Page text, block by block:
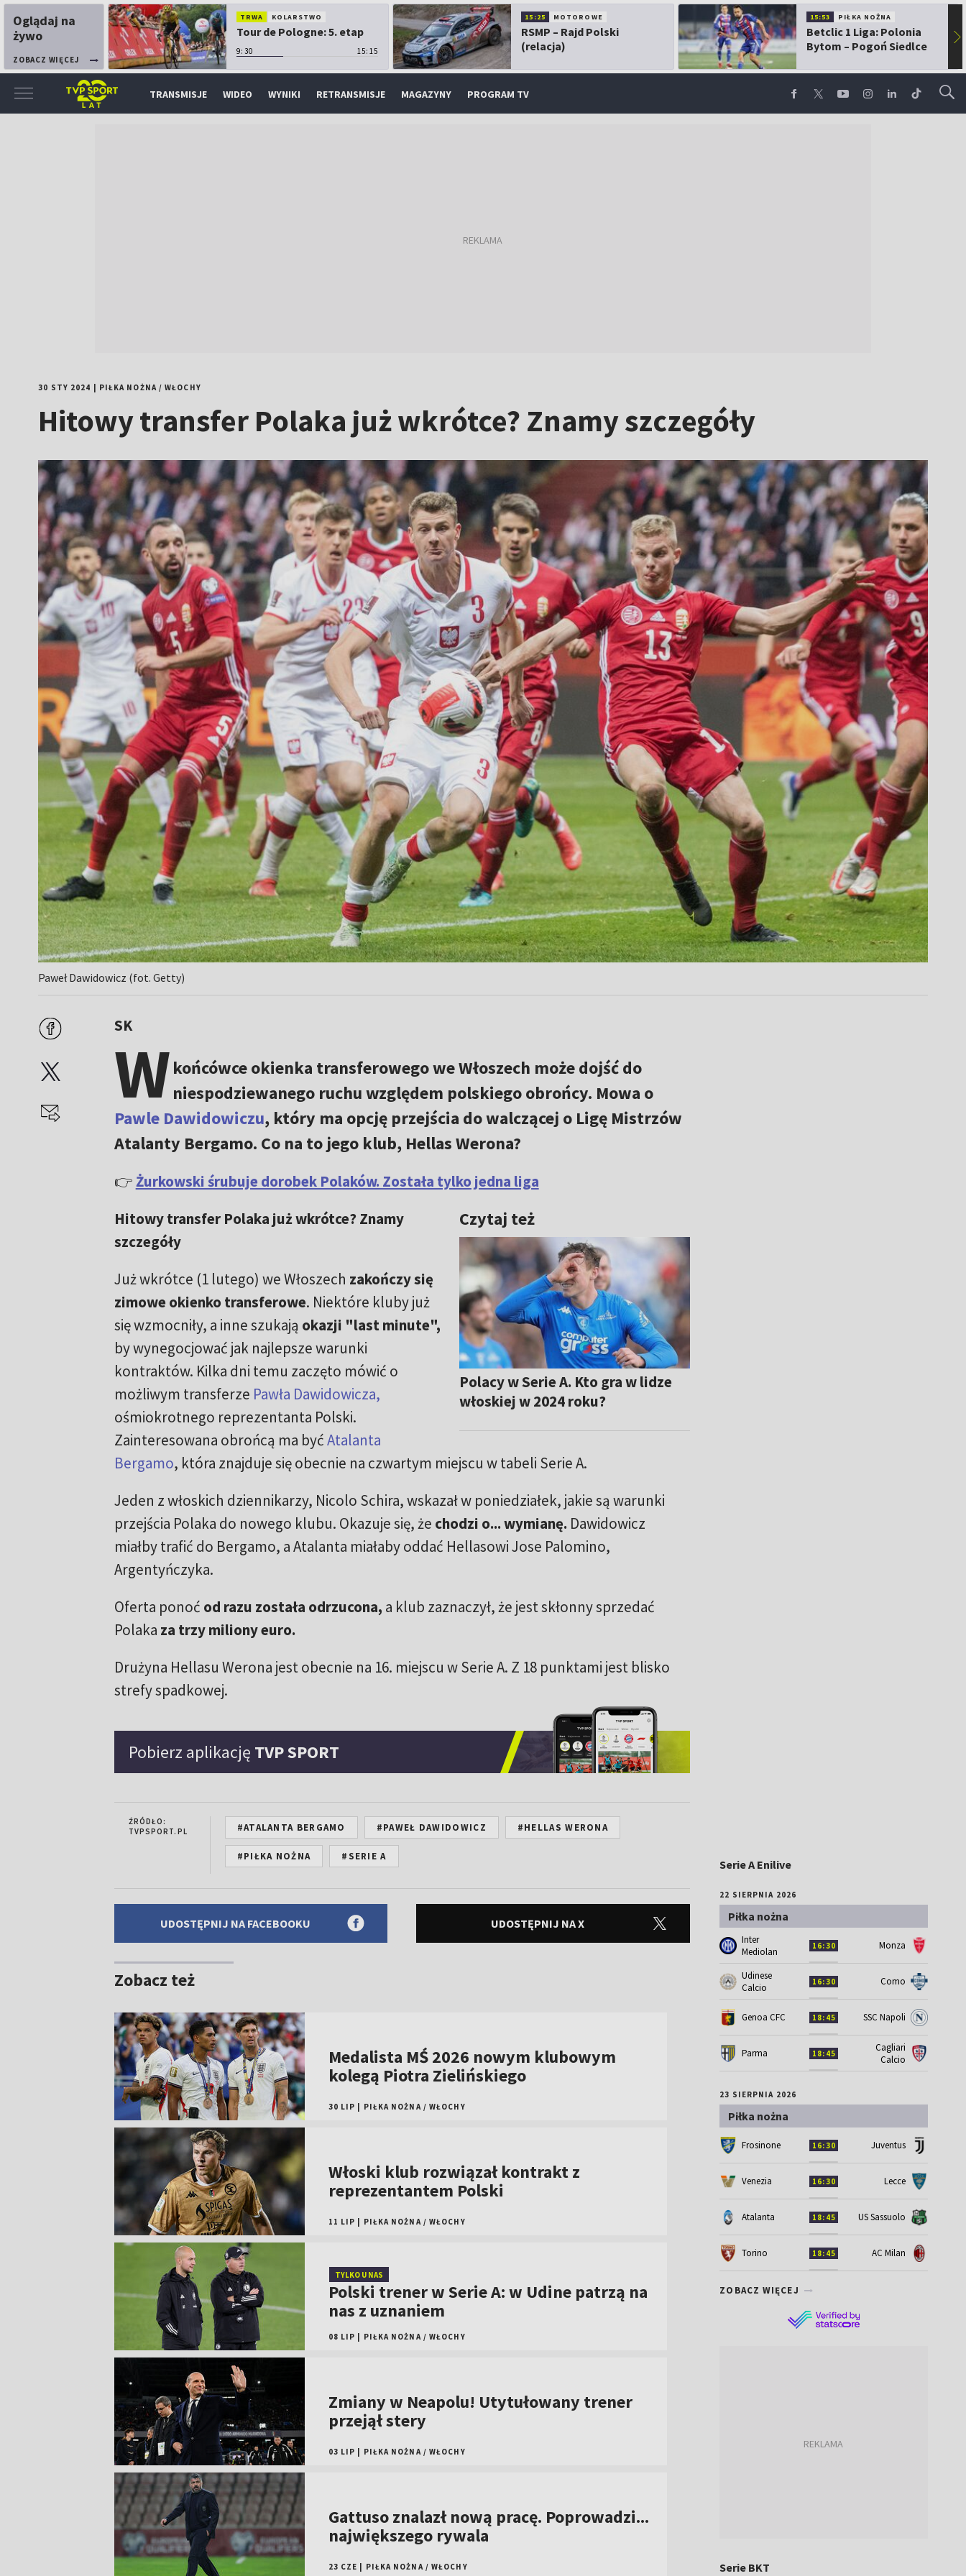
Oglądaj na
żywo
ZOBACZ WIĘCEJ
TRWA KOLARSTWO
Tour de Pologne: 5. etap
9:30 15:15
15:25 MOTOROWE
RSMP – Rajd Polski
(relacja)
15:53 PIŁKA NOŻNA
Betclic 1 Liga: Polonia
Bytom – Pogoń Siedlce
▶
TRANSMISJE WIDEO WYNIKI RETRANSMISJE MAGAZYNY PROGRAM TV
30 STY 2024 PIŁKA NOŻNA/WŁOCHY
Hitowy transfer Polaka już wkrótce? Znamy szczegóły
Paweł Dawidowicz (fot. Getty)
SK
Wkońcówce okienka transferowego we Włoszech może dojść do
niespodziewanego ruchu względem polskiego obrońcy. Mowa o
Pawle Dawidowiczu, który ma opcję przejścia do walczącej o Ligę Mistrzów
Atalanty Bergamo. Co na to jego klub, Hellas Werona?
👉Żurkowski śrubuje dorobek Polaków. Została tylko jedna liga
Czytaj też
Polacy w Serie A. Kto gra w lidze
włoskiej w 2024 roku?
Hitowy transfer Polaka już wkrótce? Znamy
szczegóły
Już wkrótce (1 lutego) we Włoszech zakończy się
zimowe okienko transferowe. Niektóre kluby już
się wzmocniły, a inne szukają okazji "last minute",
by wynegocjować jak najlepsze warunki
kontraktów. Kilka dni temu zaczęto mówić o
możliwym transferze Pawła Dawidowicza,
ośmiokrotnego reprezentanta Polski.
Zainteresowana obrońcą ma byćAtalanta
Bergamo, która znajduje się obecnie na czwartym miejscu w tabeli Serie A.
Jeden z włoskich dziennikarzy, Nicolo Schira, wskazał w poniedziałek, jakie są warunki
przejścia Polaka do nowego klubu. Okazuje się, że chodzi o... wymianę. Dawidowicz
miałby trafić do Bergamo, a Atalanta miałaby oddać Hellasowi Jose Palomino,
Argentyńczyka.
Oferta ponoć od razu została odrzucona, a klub zaznaczył, że jest skłonny sprzedać
Polaka za trzy miliony euro.
Drużyna Hellasu Werona jest obecnie na 16. miejscu w Serie A. Z 18 punktami jest blisko
strefy spadkowej.
Pobierz aplikację TVP SPORT
ŹRÓDŁO:
TVPSPORT.PL
#ATALANTA BERGAMO #PAWEŁ DAWIDOWICZ #HELLAS WERONA
#PIŁKA NOŻNA #SERIE A
UDOSTĘPNIJ NA FACEBOOKU UDOSTĘPNIJ NA X
Zobacz też
Medalista MŚ 2026 nowym klubowym
kolegą Piotra Zielińskiego
30 LIP PIŁKA NOŻNA / WŁOCHY
Włoski klub rozwiązał kontrakt z
reprezentantem Polski
11 LIP PIŁKA NOŻNA / WŁOCHY
TYLKO U NAS
Polski trener w Serie A: w Udine patrzą na
nas z uznaniem
08 LIP PIŁKA NOŻNA / WŁOCHY
Zmiany w Neapolu! Utytułowany trener
przejął stery
03 LIP PIŁKA NOŻNA / WŁOCHY
Gattuso znalazł nową pracę. Poprowadzi...
największego rywala
23 CZE PIŁKA NOŻNA / WŁOCHY
Serie A Enilive
22 SIERPNIA 2026
Piłka nożna
Inter
Mediolan
16:30 Monza
Udinese
Calcio
16:30 Como
Genoa CFC 18:45 SSC Napoli
Parma 18:45
Cagliari
Calcio
23 SIERPNIA 2026
Piłka nożna
Frosinone 16:30 Juventus
Venezia 16:30 Lecce
Atalanta 18:45 US Sassuolo
Torino 18:45 AC Milan
ZOBACZ WIĘCEJ
Serie BKT